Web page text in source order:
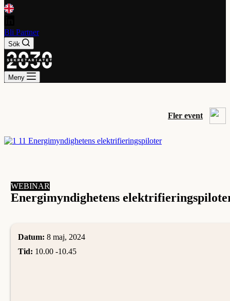
Bli Partner
Sök
Meny
Fler event
WEBINAR
Energimyndighetens
Datum: 8 maj, 2024
Tid: 10.00 -10.45